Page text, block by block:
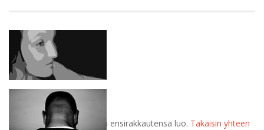
TAKAISIN YHTEEN
Nainen kertoo paluustaan ensirakkautensa luo. Takaisin yhteen